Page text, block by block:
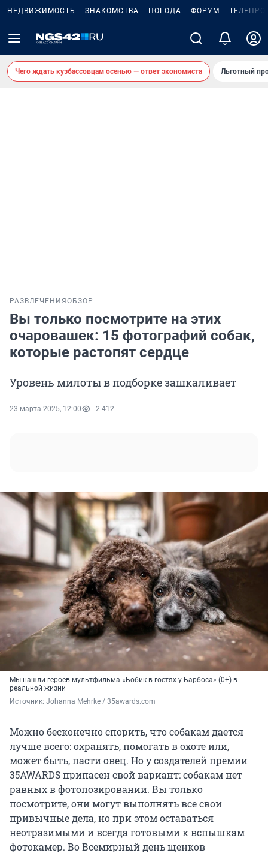
НЕДВИЖИМОСТЬ ЗНАКОМСТВА ПОГОДА ФОРУМ
Чего ждать кузбассовцам осенью — ответ экономиста Льготный
РАЗВЛЕЧЕНИЯ ОБЗОР
Вы только посмотрите на этих
очаровашек: 15 фотографий собак,
которые растопят сердце
Уровень милоты в подборке зашкаливает
23 марта 2025, 12:00 2 412
Мы нашли героев мультфильма «Бобик в гостях у Барбоса» (0+) в
реальной жизни
Источник: Johanna Mehrke / 35awards.com
Можно бесконечно спорить, что собакам дается
лучше всего: охранять, помогать в охоте или,
может быть, пасти овец. Но у создателей премии
35AWARDS припасен свой вариант: собакам нет
равных в фотопозировании. Вы только
посмотрите, они могут выполнять все свои
привычные дела, но при этом оставаться
неотразимыми и всегда готовыми к вспышкам
фотокамер. Во Всемирный день щенков